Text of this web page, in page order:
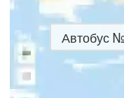
Автобус